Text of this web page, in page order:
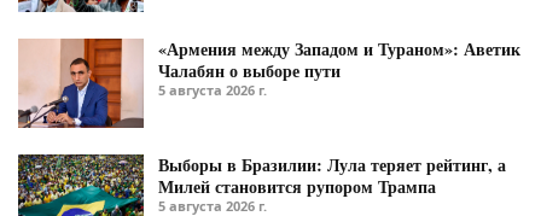
«Армения между Западом и Тураном»: Аветик
Чалабян о выборе пути
5 августа 2026 г.
Выборы в Бразилии: Лула теряет рейтинг, а
Милей становится рупором Трампа
5 августа 2026 г.